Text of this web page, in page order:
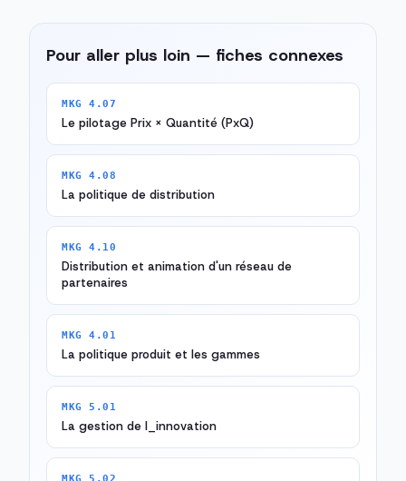
Pour aller plus loin — fiches connexes
MKG 4.07
Le pilotage Prix × Quantité (PxQ)
MKG 4.08
La politique de distribution
MKG 4.10
Distribution et animation d'un réseau de
partenaires
MKG 4.01
La politique produit et les gammes
MKG 5.01
La gestion de l_innovation